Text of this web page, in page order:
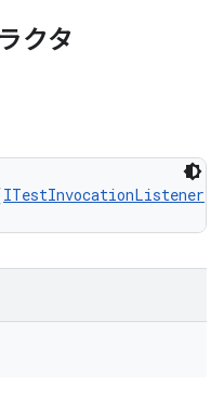
クタ
ITestInvocationListener